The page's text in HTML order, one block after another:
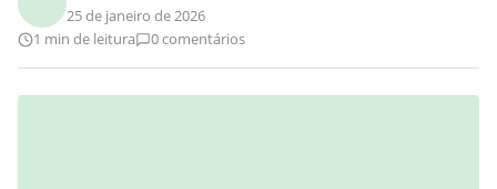
25 de janeiro de 2026
1 min de leitura
0 comentários